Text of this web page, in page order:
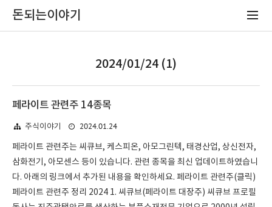
돈되는이야기
2024/01/24 (1)
페라이트 관련주 14종목
주식이야기 2024.01.24
페라이트 관련주는 씨큐브, 케스피온, 아모그린텍, 태경산업, 상신전자,
삼화전기, 아모센스 등이 있습니다. 관련 종목을 최신 업데이트하였습니
다. 아래의 링크에서 추가된 내용을 확인하세요. 페라이트 관련주(클릭)
페라이트 관련주 정리 2024 1. 씨큐브(페라이트 대장주) 씨큐브 프로필